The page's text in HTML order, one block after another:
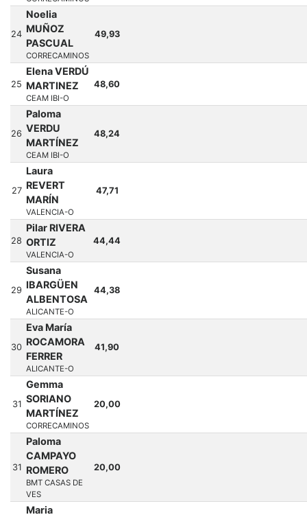
24
Noelia
MUÑOZ
PASCUAL
CORRECAMINOS
49,93
25
Elena VERDÚ
MARTINEZ
CEAM IBI-O
48,60
26
Paloma
VERDU
MARTÍNEZ
CEAM IBI-O
48,24
27
Laura
REVERT
MARÍN
VALENCIA-O
47,71
28
Pilar RIVERA
ORTIZ
VALENCIA-O
44,44
29
Susana
IBARGÜEN
ALBENTOSA
ALICANTE-O
44,38
30
Eva María
ROCAMORA
FERRER
ALICANTE-O
41,90
31
Gemma
SORIANO
MARTÍNEZ
CORRECAMINOS
20,00
31
Paloma
CAMPAYO
ROMERO
BMT CASAS DE
VES
20,00
Maria